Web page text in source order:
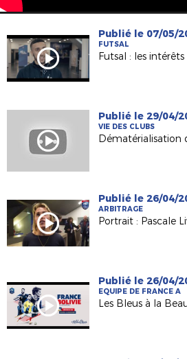
Publié le 07/05/
FUTSAL
Publié le 29/04/
VIE DES CLUBS
Publié le 26/04/
ARBITRAGE
Publié le 26/04/
EQUIPE DE FRANCE A